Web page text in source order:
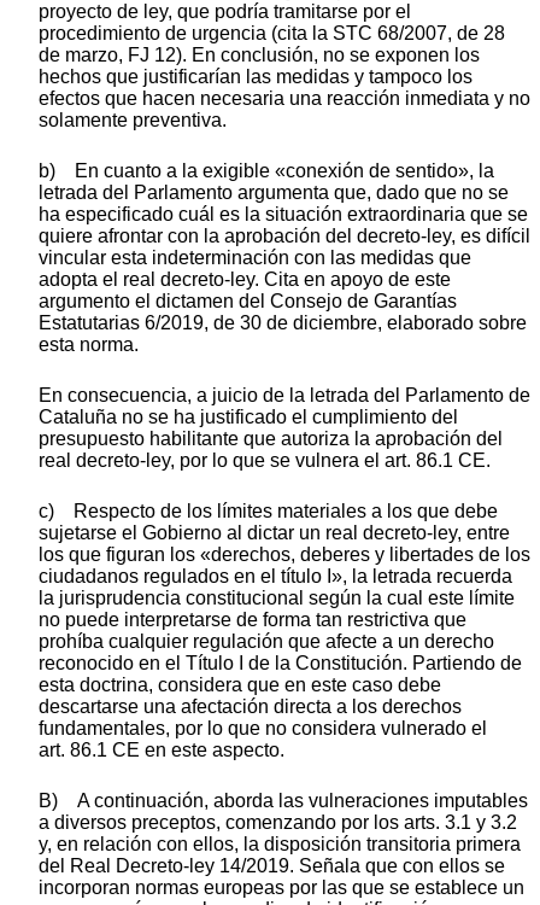
proyecto de ley, que podría tramitarse por el
procedimiento de urgencia (cita la STC 68/2007, de 28
de marzo, FJ 12). En conclusión, no se exponen los
hechos que justificarían las medidas y tampoco los
efectos que hacen necesaria una reacción inmediata y no
solamente preventiva.
b) En cuanto a la exigible «conexión de sentido», la
letrada del Parlamento argumenta que, dado que no se
ha especificado cuál es la situación extraordinaria que se
quiere afrontar con la aprobación del decreto-ley, es difícil
vincular esta indeterminación con las medidas que
adopta el real decreto-ley. Cita en apoyo de este
argumento el dictamen del Consejo de Garantías
Estatutarias 6/2019, de 30 de diciembre, elaborado sobre
esta norma.
En consecuencia, a juicio de la letrada del Parlamento de
Cataluña no se ha justificado el cumplimiento del
presupuesto habilitante que autoriza la aprobación del
real decreto-ley, por lo que se vulnera el art. 86.1 CE.
c) Respecto de los límites materiales a los que debe
sujetarse el Gobierno al dictar un real decreto-ley, entre
los que figuran los «derechos, deberes y libertades de los
ciudadanos regulados en el título I», la letrada recuerda
la jurisprudencia constitucional según la cual este límite
no puede interpretarse de forma tan restrictiva que
prohíba cualquier regulación que afecte a un derecho
reconocido en el Título I de la Constitución. Partiendo de
esta doctrina, considera que en este caso debe
descartarse una afectación directa a los derechos
fundamentales, por lo que no considera vulnerado el
art. 86.1 CE en este aspecto.
B) A continuación, aborda las vulneraciones imputables
a diversos preceptos, comenzando por los arts. 3.1 y 3.2
y, en relación con ellos, la disposición transitoria primera
del Real Decreto-ley 14/2019. Señala que con ellos se
incorporan normas europeas por las que se establece un